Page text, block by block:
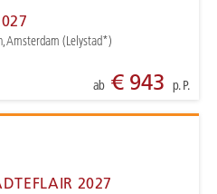
Amsterdam (Lelystad*)
ab€ 943 p. P.
2027